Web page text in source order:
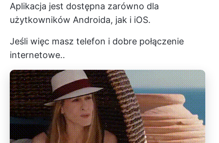
Aplikacja jest dostępna zarówno dla
użytkowników Androida, jak i iOS.
Jeśli więc masz telefon i dobre połączenie
internetowe..